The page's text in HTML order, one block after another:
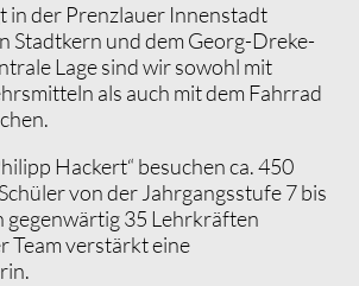
in der Prenzlauer Innenstadt
Stadtkern und dem Georg-Dreke-
Lage sind wir sowohl mit
als auch mit dem Fahrrad
Hackert“ besuchen ca. 450
von der Jahrgangsstufe 7 bis
gegenwärtig 35 Lehrkräften
Team verstärkt eine